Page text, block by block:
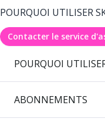
POURQUOI UTILISER
Contacter le service
POURQUOI
ABONNEMENTS